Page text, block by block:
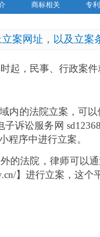
商标相关 专
案网址，以及立案
起，民事、行政案
内的法院立案，可
子诉讼服务网
程序中进行立案。
的法院，律师可以
】进行立案，这